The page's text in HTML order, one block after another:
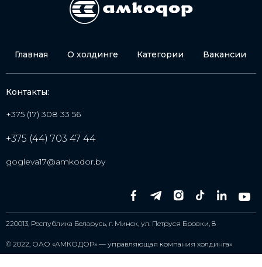
Главная О холдинге Категории Вакансии
Контакты:
+375 (17) 308 33 56
+375 (44) 703 47 44
gogleva17@amkodor.by
220013, Республика Беларусь, г. Минск, ул. Петруся Бровки, 8
© 2022, ОАО «АМКОДОР» — управляющая компания холдинга»